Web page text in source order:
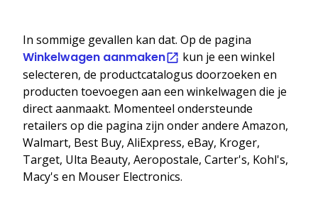
In sommige gevallen kan dat. Op de pagina
Winkelwagen aanmaken
kun je een winkel
selecteren, de productcatalogus doorzoeken en
producten toevoegen aan een winkelwagen die je
direct aanmaakt. Momenteel ondersteunde
retailers op die pagina zijn onder andere Amazon,
Walmart, Best Buy, AliExpress, eBay, Kroger,
Target, Ulta Beauty, Aeropostale, Carter's, Kohl's,
Macy's en Mouser Electronics.